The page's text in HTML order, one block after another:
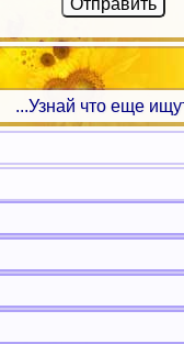
...Узнай что еще